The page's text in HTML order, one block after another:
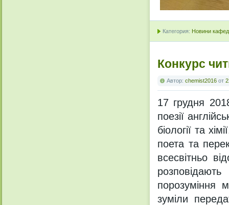
Категория: Новини
Конкурс
Автор: chemist2016 от
17 грудня
поезії
біології та
поета та
всесвітньо
порозуміння
зуміли